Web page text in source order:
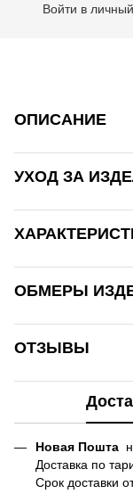
Войти в
ОПИСАНИЕ
УХОД ЗА
ОБМЕРЫ
ОТЗЫВЫ
Новая Пошта
Доставка по
Срок доставки